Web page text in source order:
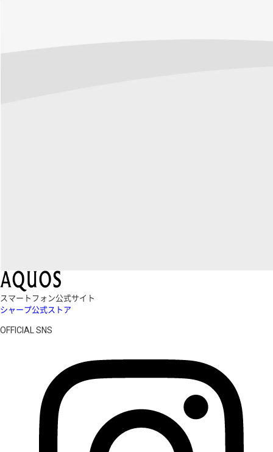
スマートフォン公式サイト
シャープ公式ストア
OFFICIAL SNS